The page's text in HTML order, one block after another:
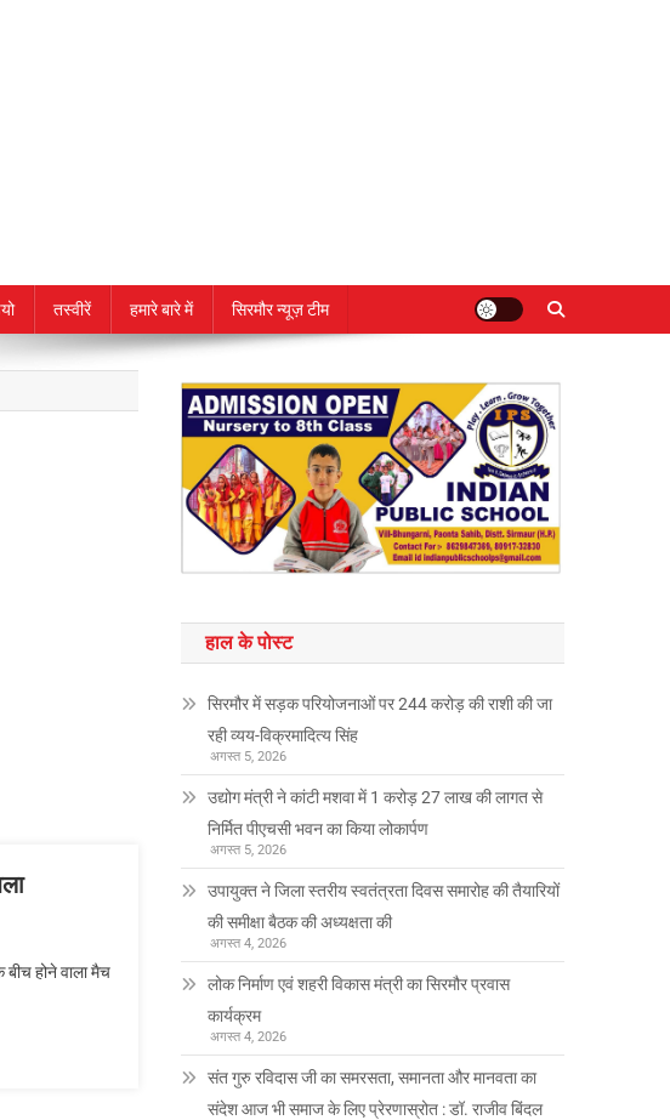
तस्वीरें हमारे बारे में सिरमौर न्यूज़ टीम
होने वाला मैच
हाल के पोस्ट
सिरमौर में सड़क परियोजनाओं पर 244 करोड़ की राशी की जा
रही व्यय-विक्रमादित्य सिंह
अगस्त 5, 2026
उद्योग मंत्री ने कांटी मशवा में 1 करोड़ 27 लाख की लागत से
निर्मित पीएचसी भवन का किया लोकार्पण
अगस्त 5, 2026
उपायुक्त ने जिला स्तरीय स्वतंत्रता दिवस समारोह की तैयारियों
की समीक्षा बैठक की अध्यक्षता की
अगस्त 4, 2026
लोक निर्माण एवं शहरी विकास मंत्री का सिरमौर प्रवास
कार्यक्रम
अगस्त 4, 2026
संत गुरु रविदास जी का समरसता, समानता और मानवता का
संदेश आज भी समाज के लिए प्रेरणास्रोत : डॉ. राजीव बिंदल